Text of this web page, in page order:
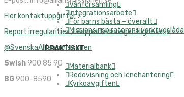
Vänförsamling
Integrationsarbete
För barns bästa – överallt
Missionsinspiratörens verktygslåda
PRAKTISKT
Materialbank
Redovisning och lönehantering
Kyrkoavgiften
Fler kontaktuppgifter >
Report irregularities / Rapportera oegentligheter >
@SvenskaAlliansmissionen
Swish 900 85 90
BG 900-8590